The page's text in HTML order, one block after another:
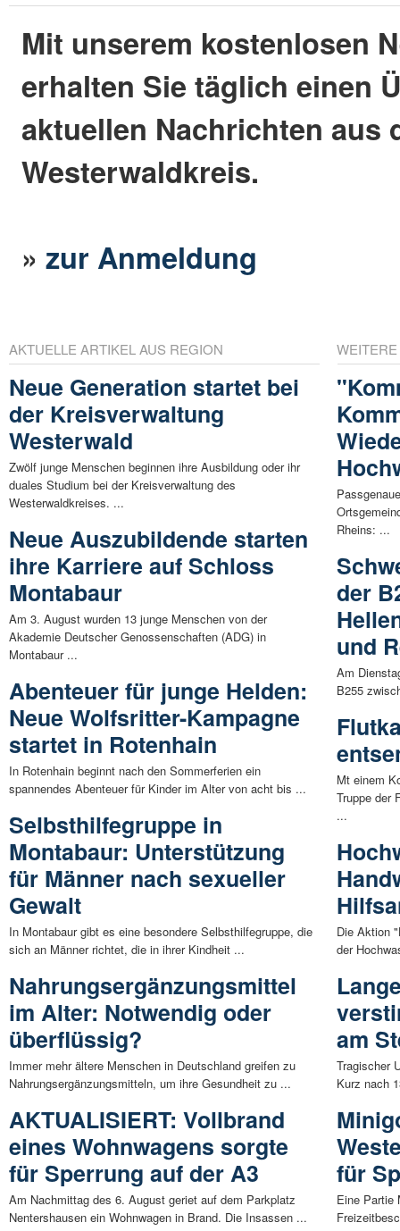
Mit unserem kostenlosen
erhalten Sie täglich einen
aktuellen Nachrichten aus
Westerwaldkreis.
»zur Anmeldung
AKTUELLE ARTIKEL AUS REGION
Neue Generation startet bei
der Kreisverwaltung
Westerwald
Zwölf junge Menschen beginnen ihre Ausbildung oder ihr
duales Studium bei der Kreisverwaltung des
Westerwaldkreises. ...
Neue Auszubildende starten
ihre Karriere auf Schloss
Montabaur
Am 3. August wurden 13 junge Menschen von der
Akademie Deutscher Genossenschaften (ADG) in
Montabaur ...
Abenteuer für junge Helden:
Neue Wolfsritter-Kampagne
startet in Rotenhain
In Rotenhain beginnt nach den Sommerferien ein
spannendes Abenteuer für Kinder im Alter von acht bis ...
Selbsthilfegruppe in
Montabaur: Unterstützung
für Männer nach sexueller
Gewalt
In Montabaur gibt es eine besondere Selbsthilfegruppe, die
sich an Männer richtet, die in ihrer Kindheit ...
Nahrungsergänzungsmittel
im Alter: Notwendig oder
überflüssig?
Immer mehr ältere Menschen in Deutschland greifen zu
Nahrungsergänzungsmitteln, um ihre Gesundheit zu ...
AKTUALISIERT: Vollbrand
eines Wohnwagens sorgte
für Sperrung auf der A3
Am Nachmittag des 6. August geriet auf dem Parkplatz
Nentershausen ein Wohnwagen in Brand. Die Insassen ...
Rheins: ...
der
und
Am
B255
Mt einem
Truppe der
...
Die Aktion
der
am
Tragischer
Kurz nach
für
Eine Partie